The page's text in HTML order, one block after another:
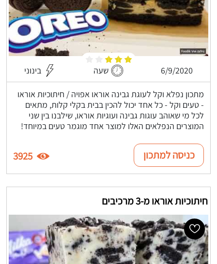
6/9/2020 שעה בינוני
מתכון נפלא וקל לעוגת גבינה אוראו אפויה / חיתוכיות אוראו
- טעים וקל - כל אחד יכול להכין בבית בקלי קלות, מתאים
לכל מי שאוהב עוגות גבינה ועוגיות אוראו, שילבנו בין שני
המוצרים הנפלאים האלו למוצר אחד מוגמר טעים במיוחד!
כניסה למתכון 3925
חיתוכיות אוראו מ-3 מרכיבים